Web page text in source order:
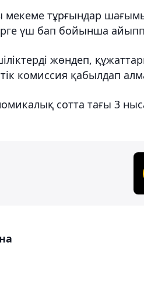
тұрғындар
үш бап бойынша
жөндеп,
комиссия қабылдап
сотта тағы 3